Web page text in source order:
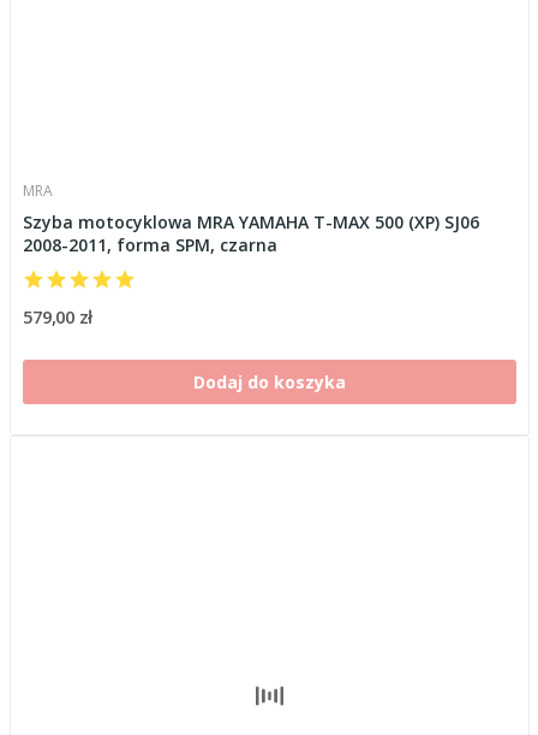
MRA
Szyba motocyklowa MRA YAMAHA T-MAX 500 (XP) SJ06
2008-2011, forma SPM, czarna
579,00 zł
Dodaj do koszyka